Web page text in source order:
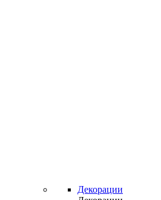
Декорации